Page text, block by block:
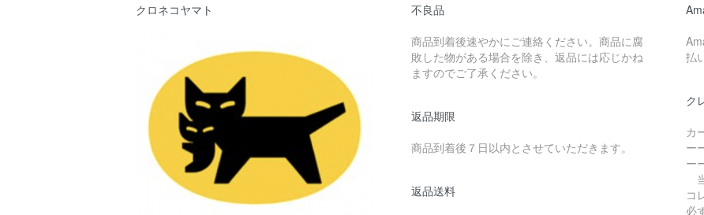
クロネコヤマト
不良品
商品到着後速やかにご連絡ください。商品に腐
敗した物がある場合を除き、返品には応じかね
ますのでご了承ください。
返品期限
商品到着後７日以内とさせていただきます。
返品送料
払
ク
カ
ー
ー
コ
必